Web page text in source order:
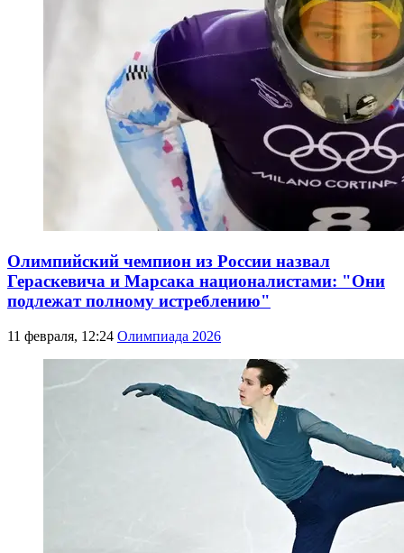
Олимпийский чемпион из России назвал
Гераскевича и Марсака националистами: "Они
подлежат полному истреблению"
11 февраля, 12:24 Олимпиада 2026